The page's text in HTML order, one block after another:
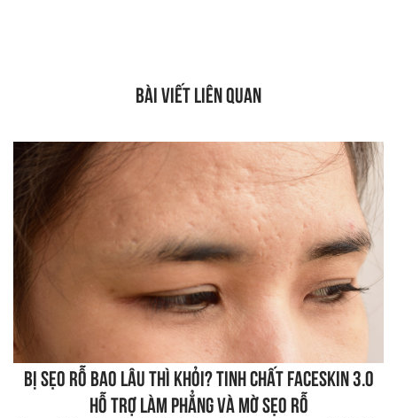
BÀI VIẾT LIÊN QUAN
Bị sẹo rỗ bao lâu thì khỏi? Tinh chất FaceSkin 3.0
hỗ trợ làm phẳng và mờ sẹo rỗ